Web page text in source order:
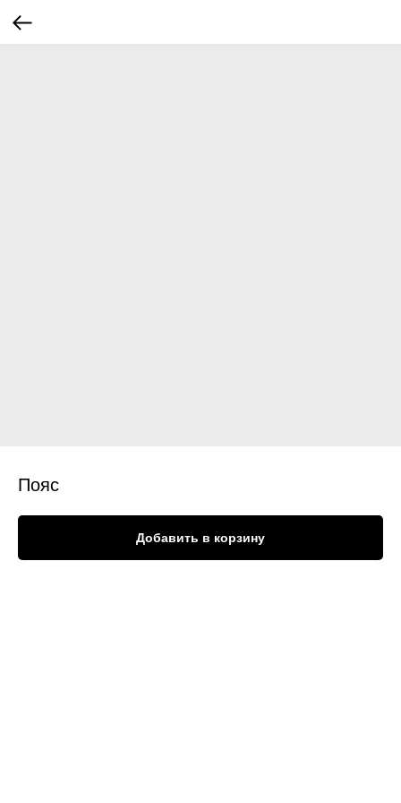
Пояс
Добавить в корзину